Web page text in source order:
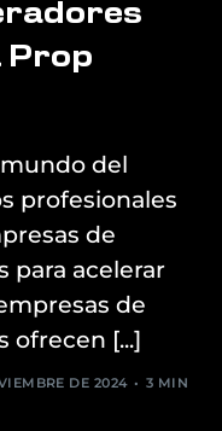
Prop
del
profesionales
de
para acelerar
de
ofrecen [...]
DE 2024 3 MIN